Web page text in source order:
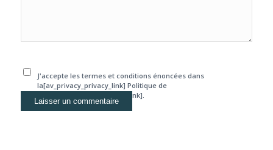
J'accepte les termes et conditions énoncées dans
la[av_privacy_privacy_link] Politique de
confidentialité[/av_privacy_link].